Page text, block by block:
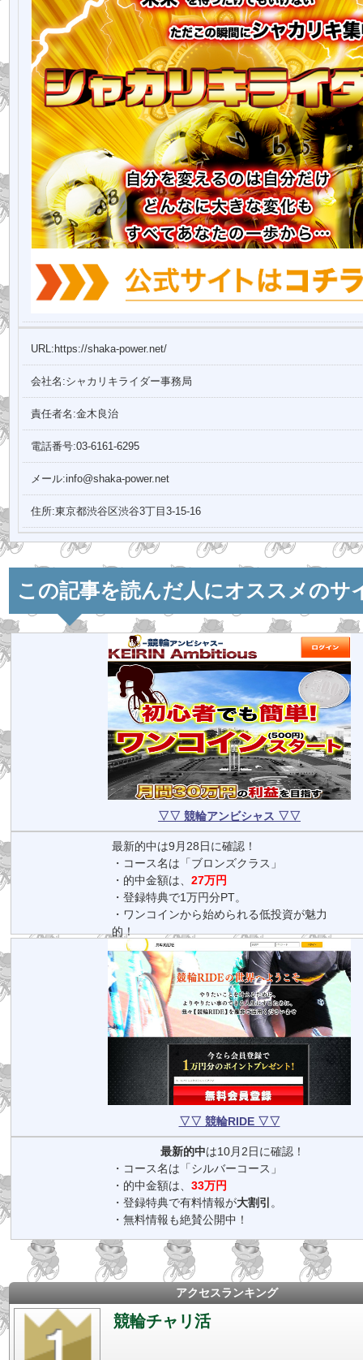
URL:https://shaka-power.net/
会社名:シャカリキライダー事務局
責任者名:金木良治
電話番号:03-6161-6295
メール:info@shaka-power.net
住所:東京都渋谷区渋谷3丁目3-15-16
この記事を読んだ人にオススメのサ
▽▽ 競輪アンビシャス ▽▽
最新的中は9月28日に確認！
・コース名は「ブロンズクラス」
・的中金額は、 27万円
・登録特典で1万円分PT。
・ワンコインから始められる低投資が魅力
的！
▽▽ 競輪RIDE ▽▽
最新的中は10月2日に確認！
・コース名は「シルバーコース」
・的中金額は、 33万円
・登録特典で有料情報が大割引 。
・無料情報も絶賛公開中！
アクセスランキング
競輪チャリ活